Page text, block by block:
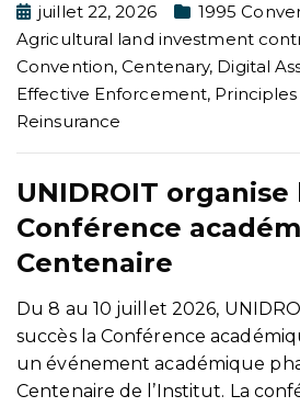
juillet 22, 2026 1995
Agricultural land investment
Convention,Centenary, Digital
Effective Enforcement,
Reinsurance
UNIDROIT organise
Conférence
Centenaire
Du 8 au 10 juillet 2026,
succès la Conférence
un événement académique
Centenaire de l’Institut. La